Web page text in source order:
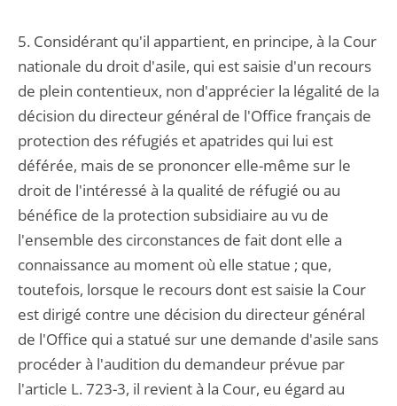
5. Considérant qu'il appartient, en principe, à la Cour
nationale du droit d'asile, qui est saisie d'un recours
de plein contentieux, non d'apprécier la légalité de la
décision du directeur général de l'Office français de
protection des réfugiés et apatrides qui lui est
déférée, mais de se prononcer elle-même sur le
droit de l'intéressé à la qualité de réfugié ou au
bénéfice de la protection subsidiaire au vu de
l'ensemble des circonstances de fait dont elle a
connaissance au moment où elle statue ; que,
toutefois, lorsque le recours dont est saisie la Cour
est dirigé contre une décision du directeur général
de l'Office qui a statué sur une demande d'asile sans
procéder à l'audition du demandeur prévue par
l'article L. 723-3, il revient à la Cour, eu égard au